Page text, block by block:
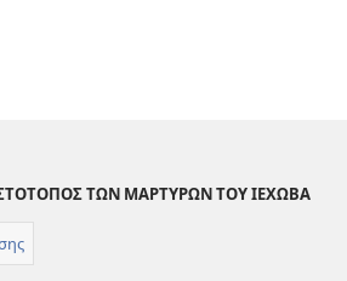
ΤΩΝ ΜΑΡΤΥΡΩΝ ΤΟΥ ΙΕΧΩΒΑ